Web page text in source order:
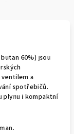
60%) jsou
a
spotřebičů.
plynu i kompaktní